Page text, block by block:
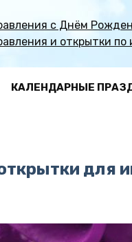
с Днём
и открытки
КАЛЕНДАРНЫЕ
для